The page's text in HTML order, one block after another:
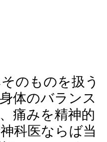
のものを扱う
体のバランス
痛みを精神的
科医ならば当